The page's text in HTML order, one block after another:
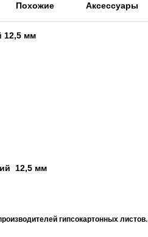
Похожие Аксессуары
12,5 мм
12,5 мм
гипсокартонных листов.